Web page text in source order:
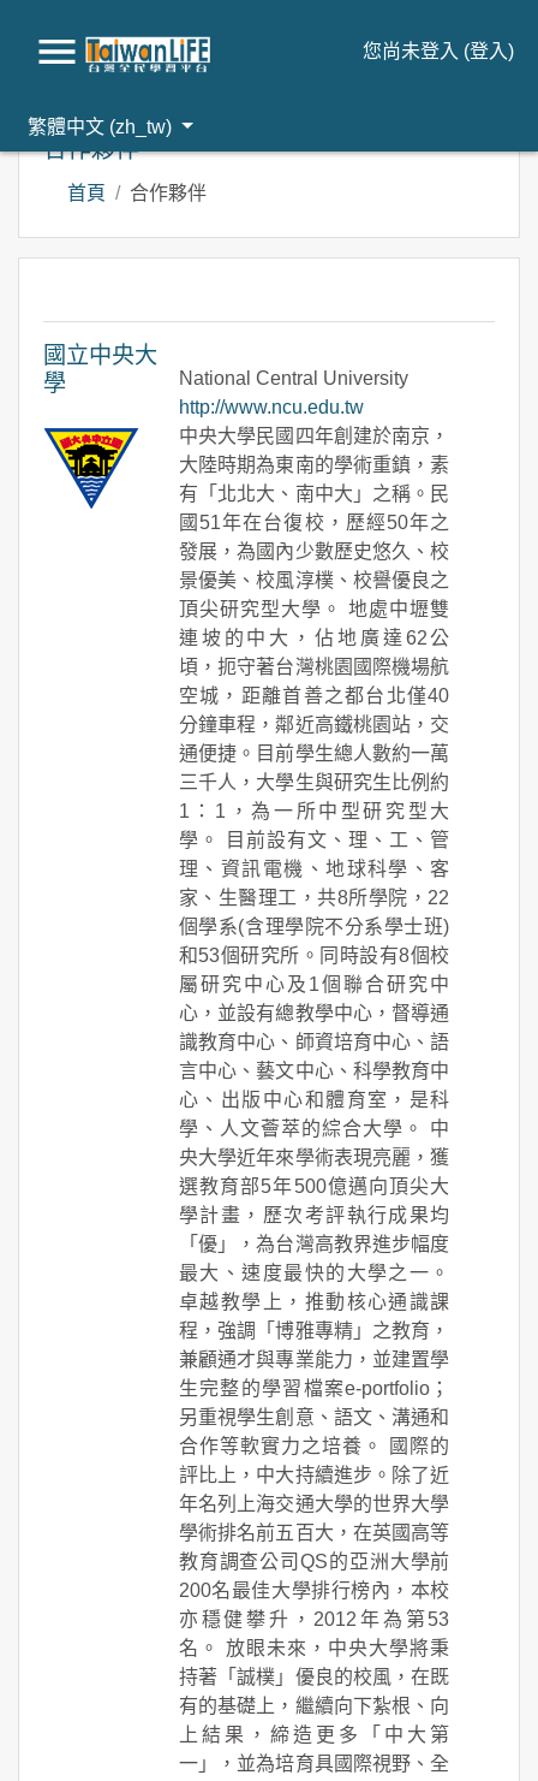
您尚未登入 (登入)
繁體中文 ‎(zh_tw)‎
合作夥伴
首頁 合作夥伴
國立中央大
學
National Central University
http://www.ncu.edu.tw
中央大學民國四年創建於南京，
大陸時期為東南的學術重鎮，素
有「北北大、南中大」之稱。民
國51年在台復校，歷經50年之
發展，為國內少數歷史悠久、校
景優美、校風淳樸、校譽優良之
頂尖研究型大學。 地處中壢雙
連坡的中大，佔地廣達62公
頃，扼守著台灣桃園國際機場航
空城，距離首善之都台北僅40
分鐘車程，鄰近高鐵桃園站，交
通便捷。目前學生總人數約一萬
三千人，大學生與研究生比例約
1：1，為一所中型研究型大
學。 目前設有文、理、工、管
理、資訊電機、地球科學、客
家、生醫理工，共8所學院，22
個學系(含理學院不分系學士班)
和53個研究所。同時設有8個校
屬研究中心及1個聯合研究中
心，並設有總教學中心，督導通
識教育中心、師資培育中心、語
言中心、藝文中心、科學教育中
心、出版中心和體育室，是科
學、人文薈萃的綜合大學。 中
央大學近年來學術表現亮麗，獲
選教育部5年500億邁向頂尖大
學計畫，歷次考評執行成果均
「優」，為台灣高教界進步幅度
最大、速度最快的大學之一。
卓越教學上，推動核心通識課
程，強調「博雅專精」之教育，
兼顧通才與專業能力，並建置學
生完整的學習檔案e-portfolio；
另重視學生創意、語文、溝通和
合作等軟實力之培養。 國際的
評比上，中大持續進步。除了近
年名列上海交通大學的世界大學
學術排名前五百大，在英國高等
教育調查公司QS的亞洲大學前
200名最佳大學排行榜內，本校
亦穩健攀升，2012年為第53
名。 放眼未來，中央大學將秉
持著「誠樸」優良的校風，在既
有的基礎上，繼續向下紮根、向
上結果，締造更多「中大第
一」，並為培育具國際視野、全